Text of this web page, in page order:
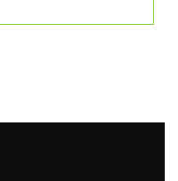
AGOSTO